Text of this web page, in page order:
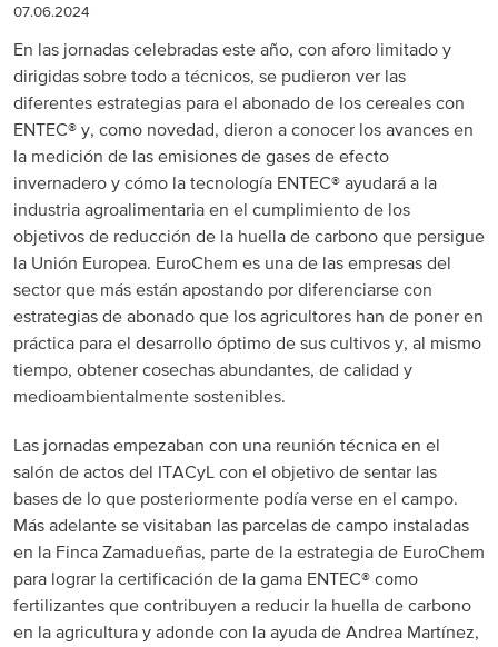
07.06.2024
En las jornadas celebradas este año, con aforo limitado y
dirigidas sobre todo a técnicos, se pudieron ver las
diferentes estrategias para el abonado de los cereales con
ENTEC® y, como novedad, dieron a conocer los avances en
la medición de las emisiones de gases de efecto
invernadero y cómo la tecnología ENTEC® ayudará a la
industria agroalimentaria en el cumplimiento de los
objetivos de reducción de la huella de carbono que persigue
la Unión Europea. EuroChem es una de las empresas del
sector que más están apostando por diferenciarse con
estrategias de abonado que los agricultores han de poner en
práctica para el desarrollo óptimo de sus cultivos y, al mismo
tiempo, obtener cosechas abundantes, de calidad y
medioambientalmente sostenibles.
Las jornadas empezaban con una reunión técnica en el
salón de actos del ITACyL con el objetivo de sentar las
bases de lo que posteriormente podía verse en el campo.
Más adelante se visitaban las parcelas de campo instaladas
en la Finca Zamadueñas, parte de la estrategia de EuroChem
para lograr la certificación de la gama ENTEC® como
fertilizantes que contribuyen a reducir la huella de carbono
en la agricultura y adonde con la ayuda de Andrea Martínez,